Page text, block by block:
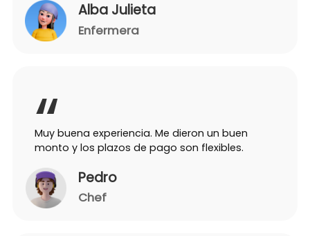
Alba Julieta
Enfermera
Muy buena experiencia. Me dieron un buen
monto y los plazos de pago son flexibles.
Pedro
Chef